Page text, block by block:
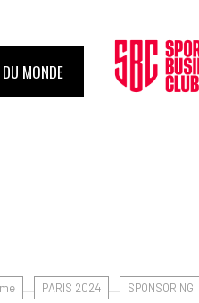
MONDE
PARIS 2024 SPONSORING